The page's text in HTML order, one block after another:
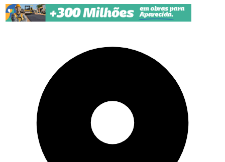
Pular para o conteúdo